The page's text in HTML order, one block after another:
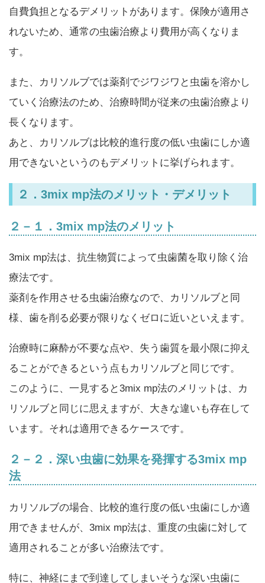
自費負担となるデメリットがあります。保険が適用さ
れないため、通常の虫歯治療より費用が高くなりま
す。
また、カリソルブでは薬剤でジワジワと虫歯を溶かし
ていく治療法のため、治療時間が従来の虫歯治療より
長くなります。
あと、カリソルブは比較的進行度の低い虫歯にしか適
用できないというのもデメリットに挙げられます。
２．3mix mp法のメリット・デメリット
２－１．3mix mp法のメリット
3mix mp法は、抗生物質によって虫歯菌を取り除く治
療法です。
薬剤を作用させる虫歯治療なので、カリソルブと同
様、歯を削る必要が限りなくゼロに近いといえます。
治療時に麻酔が不要な点や、失う歯質を最小限に抑え
ることができるという点もカリソルブと同じです。
このように、一見すると3mix mp法のメリットは、カ
リソルブと同じに思えますが、大きな違いも存在して
います。それは適用できるケースです。
２－２．深い虫歯に効果を発揮する3mix mp
法
カリソルブの場合、比較的進行度の低い虫歯にしか適
用できませんが、3mix mp法は、重度の虫歯に対して
適用されることが多い治療法です。
特に、神経にまで到達してしまいそうな深い虫歯に